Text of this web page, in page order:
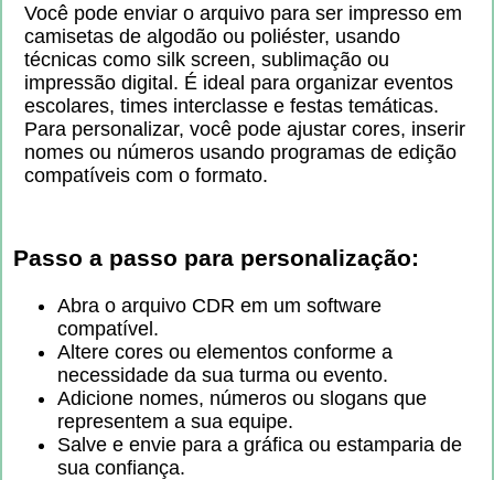
Você pode enviar o arquivo para ser impresso em
camisetas de algodão ou poliéster, usando
técnicas como silk screen, sublimação ou
impressão digital. É ideal para organizar eventos
escolares, times interclasse e festas temáticas.
Para personalizar, você pode ajustar cores, inserir
nomes ou números usando programas de edição
compatíveis com o formato.
Passo a passo para personalização:
Abra o arquivo CDR em um software
compatível.
Altere cores ou elementos conforme a
necessidade da sua turma ou evento.
Adicione nomes, números ou slogans que
representem a sua equipe.
Salve e envie para a gráfica ou estamparia de
sua confiança.